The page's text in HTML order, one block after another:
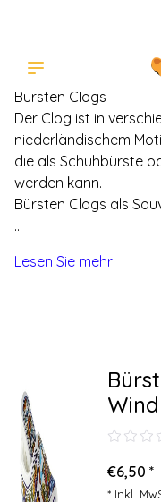
Bürsten Sie
Bürsten Clogs
Der Clog ist in
niederländischem
die als Schuhbürste
werden kann.
Bürsten Clogs als
...
Lesen Sie mehr
€6,50 *
* Inkl.